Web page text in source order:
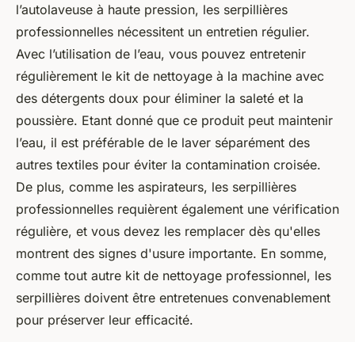
l’autolaveuse à haute pression, les serpillières
professionnelles nécessitent un entretien régulier.
Avec l’utilisation de l’eau, vous pouvez entretenir
régulièrement le kit de nettoyage à la machine avec
des détergents doux pour éliminer la saleté et la
poussière. Etant donné que ce produit peut maintenir
l’eau, il est préférable de le laver séparément des
autres textiles pour éviter la contamination croisée.
De plus, comme les aspirateurs, les serpillières
professionnelles requièrent également une vérification
régulière, et vous devez les remplacer dès qu'elles
montrent des signes d'usure importante. En somme,
comme tout autre kit de nettoyage professionnel, les
serpillières doivent être entretenues convenablement
pour préserver leur efficacité.